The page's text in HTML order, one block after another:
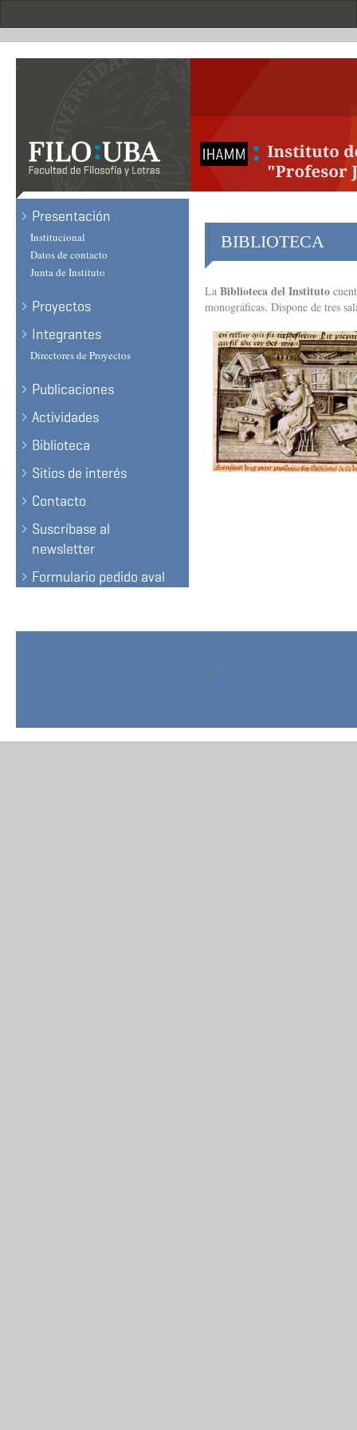
.
Presentación
Institucional
Datos de contacto
Junta de Instituto
Proyectos
Integrantes
Directores de Proyectos
Publicaciones
Actividades
Biblioteca
Sitios de interés
Contacto
Suscríbase al
newsletter
Formulario pedido aval
BIBLIOTECA
La Biblioteca del Instituto
monográficas. Dispone de tres